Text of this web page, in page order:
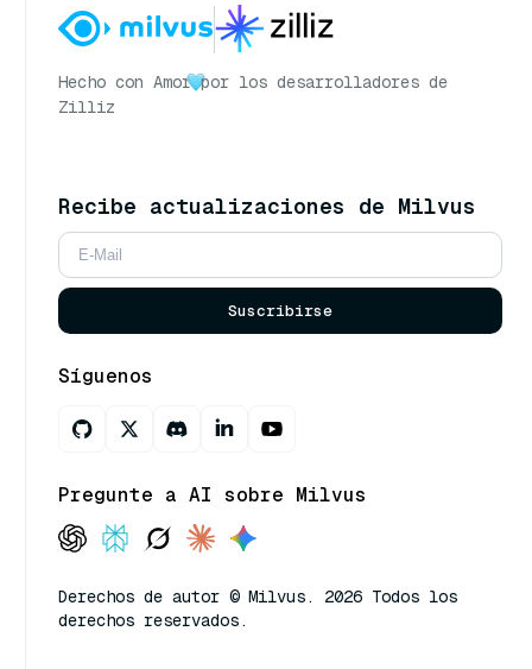
Hecho con Amor por los desarrolladores de
Zilliz
Recibe actualizaciones de Milvus
Suscribirse
Síguenos
Pregunte a AI sobre Milvus
Derechos de autor © Milvus. 2026 Todos los
derechos reservados.